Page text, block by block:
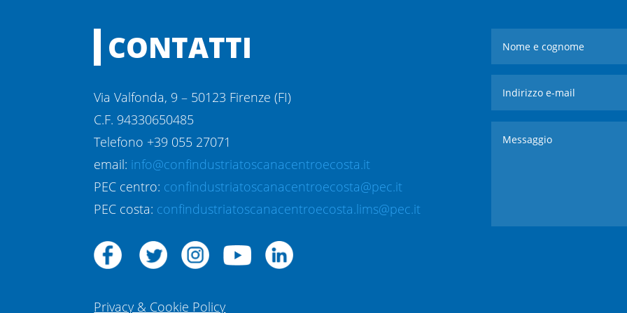
CONTATTI
Via Valfonda, 9 – 50123 Firenze (FI)
C.F. 94330650485
Telefono +39 055 27071
email: info@confindustriatoscanacentroecosta.it
PEC centro: confindustriatoscanacentroecosta@pec.it
PEC costa: confindustriatoscanacentroecosta.lims@pec.it
Privacy & Cookie Policy